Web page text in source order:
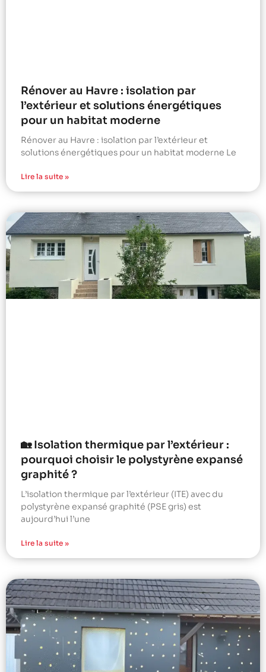
Rénover au Havre : isolation par
l’extérieur et solutions énergétiques
pour un habitat moderne
Rénover au Havre : isolation par l’extérieur et
solutions énergétiques pour un habitat moderne Le
Lire la suite »
🏡 Isolation thermique par l’extérieur :
pourquoi choisir le polystyrène expansé
graphité ?
L’isolation thermique par l’extérieur (ITE) avec du
polystyrène expansé graphité (PSE gris) est
aujourd’hui l’une
Lire la suite »